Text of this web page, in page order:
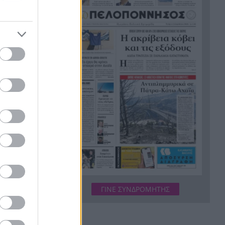
το
στα μάτια των παιδιών της
19:15 Συνάντηση του ΠΑΣΑΠ με τον
Πρύτανη του Πανεπιστημίου,
τι συμφώνησαν
19:08
μεταφέρεται η 46χρονη – Το
παρασκήνιο της έκδοσης από
το Λονδίνο
Αυτή η αεροπορική θα χρεώνει
ακόμη και το ντουλάπι πάνω
από το κάθισμα
18:58 Αεροπλανικό τροχαίο,
«προσγείωση» σε
ΓΙΝΕ ΣΥΝΔΡΟΜΗΤΗΣ